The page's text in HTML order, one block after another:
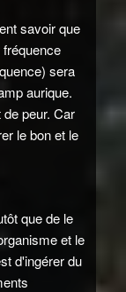
savoir que
sera
aurique.
peur. Car
le bon et le
que de le
et le
d'ingérer du